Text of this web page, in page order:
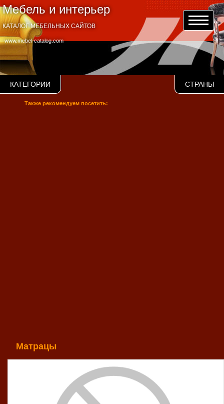
Мебель и интерьер
www.mebel-catalog.com
КАТАЛОГ МЕБЕЛЬНЫХ САЙТОВ
КАТЕГОРИИ СТРАНЫ
Также рекомендуем посетить:
Матрацы